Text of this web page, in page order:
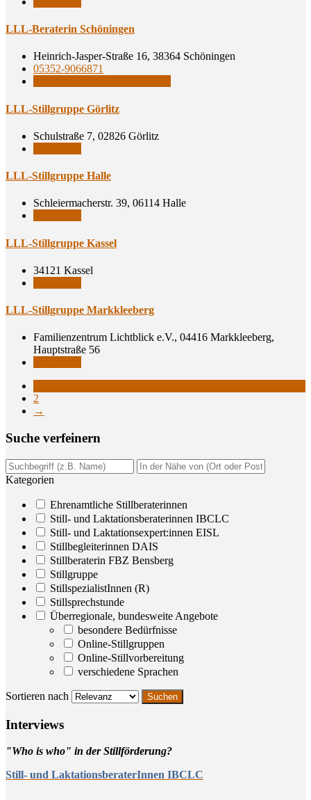
LLL-Bera­te­rin Schöningen
Heinrich-Jasper-Straße 16, 38364 Schöningen
05352-9066871
LLL-Still­grup­pe Görlitz
Schulstraße 7, 02826 Görlitz
LLL-Still­grup­pe Halle
Schleiermacherstr. 39, 06114 Halle
LLL-Still­grup­pe Kassel
34121 Kassel
LLL-Still­grup­pe Markkleeberg
Familienzentrum Lichtblick e.V., 04416 Markkleeberg,
Hauptstraße 56
2
→
Suche ver­fei­nern
Kategorien
Ehrenamtliche Stillberaterinnen
Still- und Laktationsberaterinnen IBCLC
Still- und Laktationsexpert:innen EISL
Stillbegleiterinnen DAIS
Stillberaterin FBZ Bensberg
Stillgruppe
StillspezialistInnen (R)
Stillsprechstunde
Überregionale, bundesweite Angebote
besondere Bedürfnisse
Online-Stillgruppen
Online-Stillvorbereitung
verschiedene Sprachen
Sortieren nach
Inter­views
"Who is who" in der Stillförderung?
Still- und LaktationsberaterInnen IBCLC